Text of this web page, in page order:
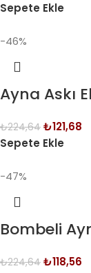
Sepete Ekle
-46%
Ayna Askı
₺224,64 ₺121,68
Sepete Ekle
-47%
Bombeli
₺224,64 ₺118,56